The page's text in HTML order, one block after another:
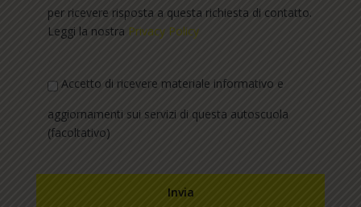
per ricevere risposta a questa richiesta di contatto.
Leggi la nostra Privacy Policy
Accetto di ricevere materiale informativo e
aggiornamenti sui servizi di questa autoscuola
(facoltativo)